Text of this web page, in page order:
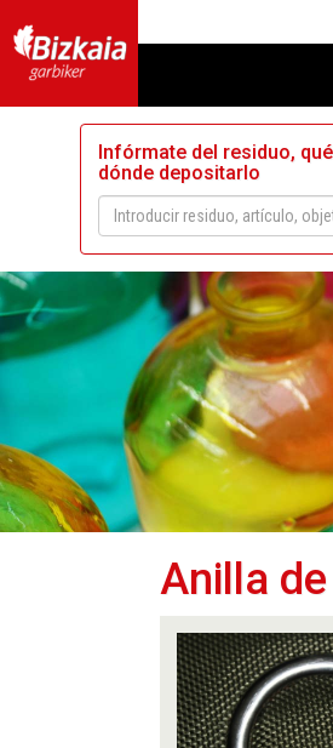
Infórmate del residuo,
dónde depositarlo
Anilla